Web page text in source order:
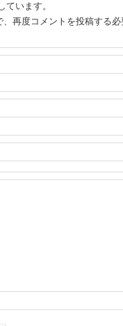
います。
再度コメントを投稿する